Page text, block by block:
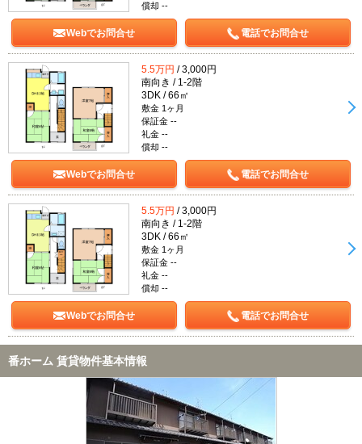
償却 --
Webでお問合せ 電話でお問合せ
5.5万円 / 3,000円
南向き / 1-2階
3DK / 66㎡
敷金 1ヶ月
保証金 --
礼金 --
償却 --
Webでお問合せ 電話でお問合せ
5.5万円 / 3,000円
南向き / 1-2階
3DK / 66㎡
敷金 1ヶ月
保証金 --
礼金 --
償却 --
Webでお問合せ 電話でお問合せ
番ホーム 賃貸物件基本情報